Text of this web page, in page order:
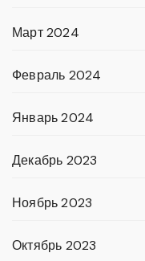
Март 2024
Февраль 2024
Январь 2024
Декабрь 2023
Ноябрь 2023
Октябрь 2023